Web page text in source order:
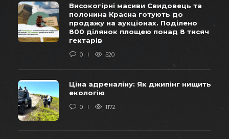
Високогірні масиви Свидовець та
полонина Красна готують до
продажу на аукціонах. Поділено
800 ділянок площею понад 8 тисяч
гектарів
0 520
Ціна адреналіну: Як джипінг нищить
екологію
0 1172